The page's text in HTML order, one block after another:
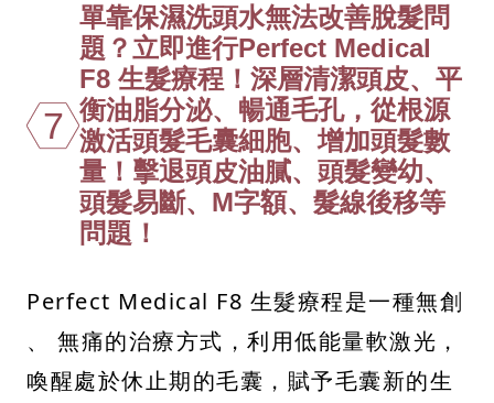
7
單靠保濕洗頭水無法改善脫髮問
題？立即進行Perfect Medical
F8 生髮療程！深層清潔頭皮、平
衡油脂分泌、暢通毛孔，從根源
激活頭髮毛囊細胞、增加頭髮數
量！擊退頭皮油膩、頭髮變幼、
頭髮易斷、M字額、髮線後移等
問題！
Perfect Medical F8 生髮療程是一種無創
、 無痛的治療方式，利用低能量軟激光，
喚醒處於休止期的毛囊，賦予毛囊新的生